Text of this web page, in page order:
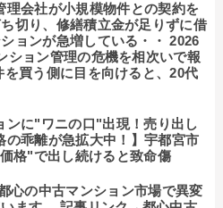
理会社が小規模物件との契約を
切り、修繕積立金が足りずに借
ョンが急増している・・ 2026
ション管理の危機を相次いで報
買う側に目を向けると、20代
ンに"ワニの口"出現！売り出し
の乖離が急拡大中！】宇都宮市
格"で出し続けると致命傷
心の中古マンション市場で異変